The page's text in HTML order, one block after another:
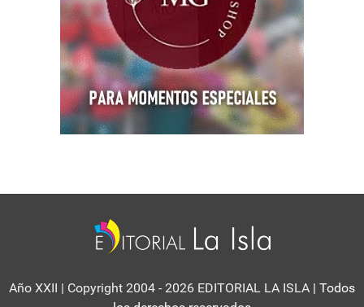
Año XXII | Copyright 2004 - 2026 EDITORIAL LA ISLA | Todos